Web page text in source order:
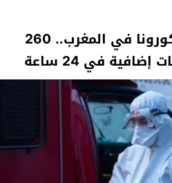
آخر تطورات انتشار كورونا في المغرب.. 260